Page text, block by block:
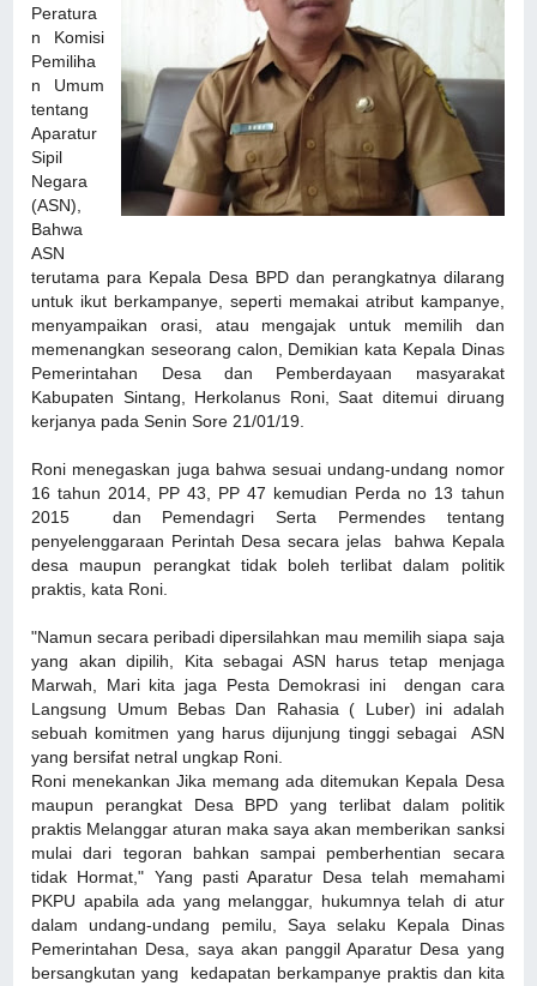
Peratura
n Komisi
Pemiliha
n Umum
tentang
Aparatur
Sipil
Negara
(ASN),
Bahwa
ASN
terutama para Kepala Desa BPD dan perangkatnya dilarang
untuk ikut berkampanye, seperti memakai atribut kampanye,
menyampaikan orasi, atau mengajak untuk memilih dan
memenangkan seseorang calon, Demikian kata Kepala Dinas
Pemerintahan Desa dan Pemberdayaan masyarakat
Kabupaten Sintang, Herkolanus Roni, Saat ditemui diruang
kerjanya pada Senin Sore 21/01/19.
Roni menegaskan juga bahwa sesuai undang-undang nomor
16 tahun 2014, PP 43, PP 47 kemudian Perda no 13 tahun
2015 dan Pemendagri Serta Permendes tentang
penyelenggaraan Perintah Desa secara jelas bahwa Kepala
desa maupun perangkat tidak boleh terlibat dalam politik
praktis, kata Roni.
"Namun secara peribadi dipersilahkan mau memilih siapa saja
yang akan dipilih, Kita sebagai ASN harus tetap menjaga
Marwah, Mari kita jaga Pesta Demokrasi ini dengan cara
Langsung Umum Bebas Dan Rahasia ( Luber) ini adalah
sebuah komitmen yang harus dijunjung tinggi sebagai ASN
yang bersifat netral ungkap Roni.
Roni menekankan Jika memang ada ditemukan Kepala Desa
maupun perangkat Desa BPD yang terlibat dalam politik
praktis Melanggar aturan maka saya akan memberikan sanksi
mulai dari tegoran bahkan sampai pemberhentian secara
tidak Hormat," Yang pasti Aparatur Desa telah memahami
PKPU apabila ada yang melanggar, hukumnya telah di atur
dalam undang-undang pemilu, Saya selaku Kepala Dinas
Pemerintahan Desa, saya akan panggil Aparatur Desa yang
bersangkutan yang kedapatan berkampanye praktis dan kita